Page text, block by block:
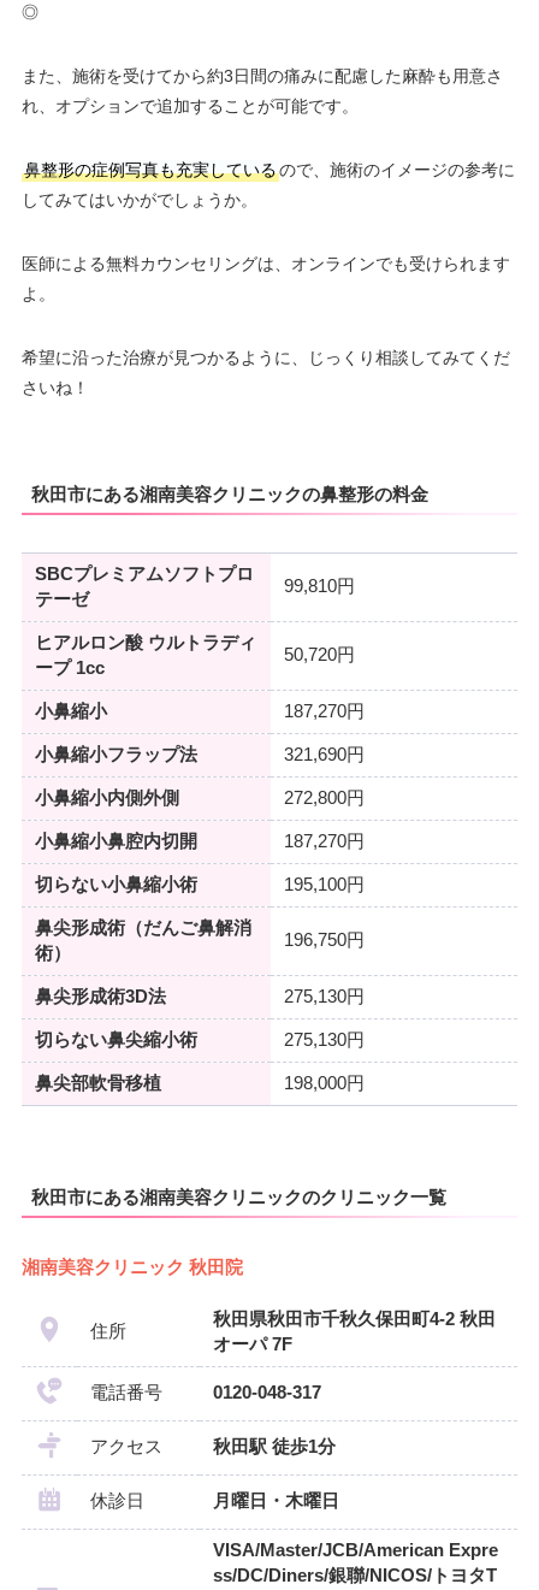
◎
また、施術を受けてから約3日間の痛みに配慮した麻酔も用意さ
れ、オプションで追加することが可能です。
鼻整形の症例写真も充実しているので、施術のイメージの参考に
してみてはいかがでしょうか。
医師による無料カウンセリングは、オンラインでも受けられます
よ。
希望に沿った治療が見つかるように、じっくり相談してみてくだ
さいね！
秋田市にある湘南美容クリニックの鼻整形の料金
SBCプレミアムソフトプロ
テーゼ
99,810円
ヒアルロン酸 ウルトラディ
ープ 1cc
50,720円
小鼻縮小 187,270円
小鼻縮小フラップ法 321,690円
小鼻縮小内側外側 272,800円
小鼻縮小鼻腔内切開 187,270円
切らない小鼻縮小術 195,100円
鼻尖形成術（だんご鼻解消
術）
196,750円
鼻尖形成術3D法 275,130円
切らない鼻尖縮小術 275,130円
鼻尖部軟骨移植 198,000円
秋田市にある湘南美容クリニックのクリニック一覧
湘南美容クリニック 秋田院
住所
秋田県秋田市千秋久保田町4-2 秋田
オーパ 7F
電話番号 0120-048-317
アクセス 秋田駅 徒歩1分
休診日 月曜日・木曜日
VISA/Master/JCB/American Expre
ss/DC/Diners/銀聯/NICOS/トヨタT